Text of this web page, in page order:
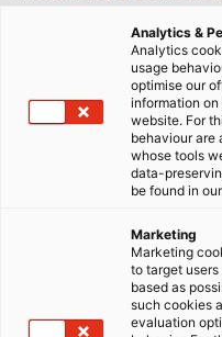
Trong hệ thống điện,
hai vấn đề thiết yếu, đó
điện, mang lại hệ thống
không gian chuyên biệt.
HELUKABEL
Analytics &
Analytics
usage
optimise our
information
website. For
behaviour are
whose tools
data-
be found in
Marketing
Marketing
to target
based as
such cookies
evaluation